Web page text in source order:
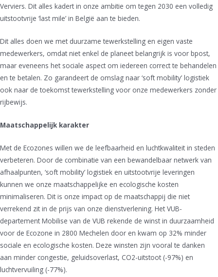
Verviers. Dit alles kadert in onze ambitie om tegen 2030 een volledig
uitstootvrije ‘last mile’ in België aan te bieden.
Dit alles doen we met duurzame tewerkstelling en eigen vaste
medewerkers, omdat niet enkel de planeet belangrijk is voor bpost,
maar eveneens het sociale aspect om iedereen correct te behandelen
en te betalen. Zo garandeert de omslag naar ‘soft mobility’ logistiek
ook naar de toekomst tewerkstelling voor onze medewerkers zonder
rijbewijs.
Maatschappelijk karakter
Met de Ecozones willen we de leefbaarheid en luchtkwaliteit in steden
verbeteren. Door de combinatie van een bewandelbaar netwerk van
afhaalpunten, ‘soft mobility’ logistiek en uitstootvrije leveringen
kunnen we onze maatschappelijke en ecologische kosten
minimaliseren. Dit is onze impact op de maatschappij die niet
verrekend zit in de prijs van onze dienstverlening. Het VUB-
departement Mobilise van de VUB rekende de winst in duurzaamheid
voor de Ecozone in 2800 Mechelen door en kwam op 32% minder
sociale en ecologische kosten. Deze winsten zijn vooral te danken
aan minder congestie, geluidsoverlast, CO2-uitstoot (-97%) en
luchtvervuiling (-77%).